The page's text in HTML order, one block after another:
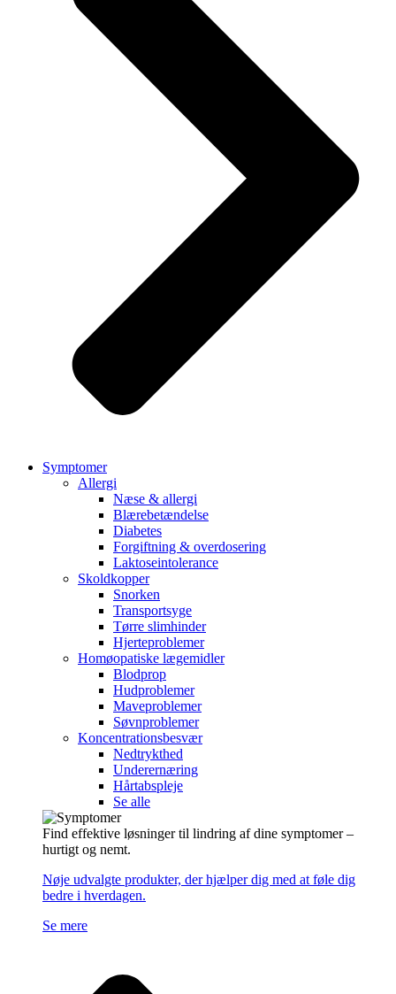
Symptomer
Allergi
Næse & allergi
Blærebetændelse
Diabetes
Forgiftning & overdosering
Laktoseintolerance
Skoldkopper
Snorken
Transportsyge
Tørre slimhinder
Hjerteproblemer
Homøopatiske lægemidler
Blodprop
Hudproblemer
Maveproblemer
Søvnproblemer
Koncentrationsbesvær
Nedtrykthed
Underernæring
Hårtabspleje
Se alle
Find effektive løsninger til lindring af dine symptomer –
hurtigt og nemt.
Nøje udvalgte produkter, der hjælper dig med at føle dig
bedre i hverdagen.
Se mere